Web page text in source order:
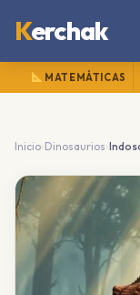
Kerchak
MATEMÁTICAS
Inicio›Dinosaurios ›